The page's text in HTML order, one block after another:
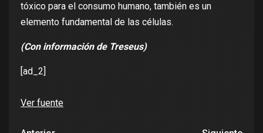
tóxico para el consumo humano, también es un
elemento fundamental de las células.
(Con información de Treseus)
[ad_2]
Ver fuente